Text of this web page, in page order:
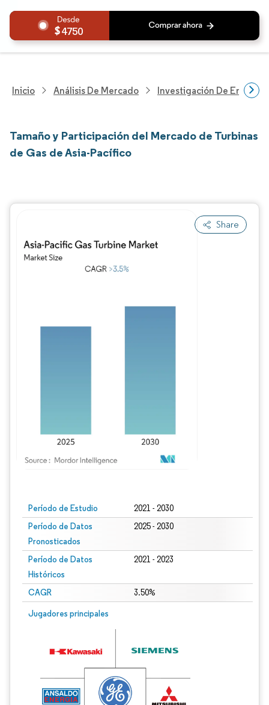
4750
Inicio Análisis De Mercado Investigación De Energía
Tamaño y Participación del Mercado de Turbinas
de Gas de Asia-Pacífico
Share
Período de Estudio 2021 - 2030
Período de Datos
Pronosticados
2025 - 2030
Período de Datos
Históricos
2021 - 2023
CAGR 3.50%
Jugadores principales